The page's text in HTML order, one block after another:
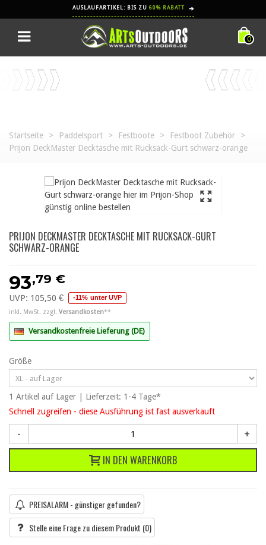
AUSLAUFARTIKEL: BIS ZU 60% RABATT ➔
0
Startseite > Paddelsport > Festboote > Festboot Zubehör
>
Prijon DeckMaster Decktasche mit Rucksack-Gurt schwarz-orange
PRIJON DECKMASTER DECKTASCHE MIT RUCKSACK-GURT
SCHWARZ-ORANGE
93,79 €
UVP: 105,50 € -11% unter UVP
inkl. MwSt. zzgl. Versandkosten**
Versandkostenfreie Lieferung (DE)
Größe
1 Artikel auf Lager | Lieferzeit: 1-4 Tage*
Schnell zugreifen - diese Ausführung ist fast ausverkauft
- +
IN DEN WARENKORB
PREISALARM - günstiger gefunden?
Stelle eine Frage zu diesem Produkt (0)